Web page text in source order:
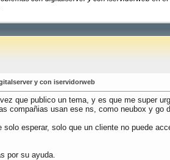
y con iservidorweb
que publico un tema, y es que me super
compañias usan ese ns, como neubox y
solo esperar, solo que un cliente no puede
por su ayuda.